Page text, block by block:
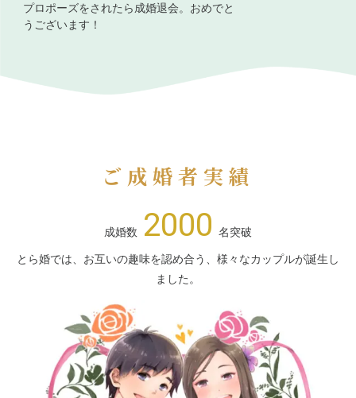
プロポーズをされたら成婚退会。おめでと
うございます！
ご成婚者実績
成婚数 2000 名突破
とら婚では、お互いの趣味を認め合う、様々なカップルが誕生し
ました。